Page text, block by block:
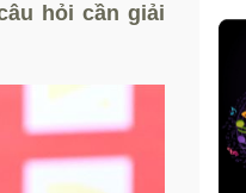
hỏi cần giải